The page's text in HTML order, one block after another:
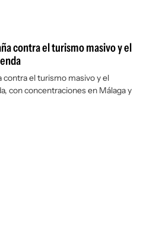
contra el turismo masivo y el
contra el turismo masivo y el
con concentraciones en Málaga y